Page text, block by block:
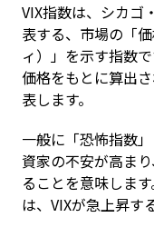
VIX指数は、シカゴ
表する、市場の「
ィ）」を示す指数
価格をもとに算出
表します。
一般に「恐怖指数
資家の不安が高ま
ることを意味しま
は、VIXが急上昇す